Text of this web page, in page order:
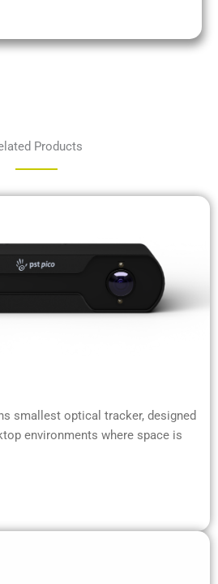
Products
smallest optical tracker, designed
environments where space is